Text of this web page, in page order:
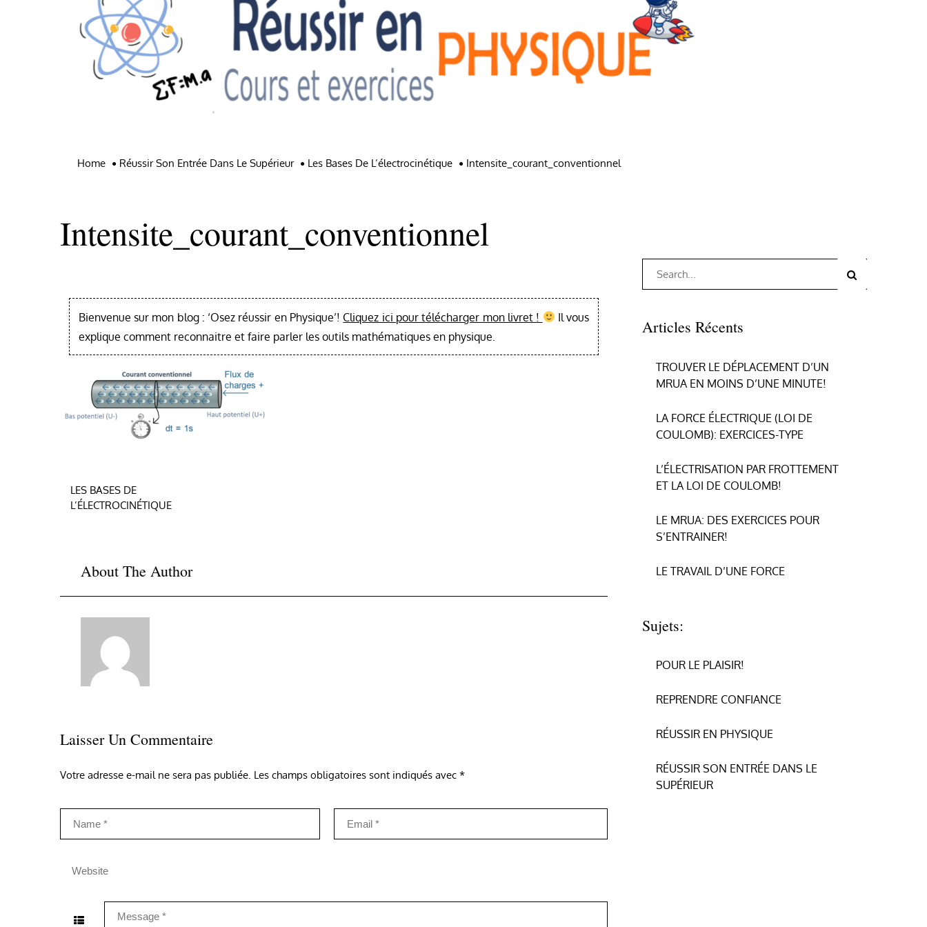
Home Réussir Son Entrée Dans Le Supérieur Les Bases De L’électrocinétique Intensite_courant_conventionnel
Intensite_courant_conventionnel
Bienvenue sur mon blog : ‘Osez réussir en Physique’! Cliquez ici pour télécharger mon livret !
Il vous
explique comment reconnaitre et faire parler les outils mathématiques en physique.
Navigation
de
LES BASES DE
L’ÉLECTROCINÉTIQUE
About The Author
Laisser Un Commentaire
Votre adresse e-mail ne sera pas publiée. Les champs obligatoires sont indiqués avec *
Search
Articles Récents
TROUVER LE DÉPLACEMENT D’UN
MRUA EN MOINS D’UNE MINUTE!
LA FORCE ÉLECTRIQUE (LOI DE
COULOMB): EXERCICES-TYPE
L’ÉLECTRISATION PAR FROTTEMENT
ET LA LOI DE COULOMB!
LE MRUA: DES EXERCICES POUR
S’ENTRAINER!
LE TRAVAIL D’UNE FORCE
Sujets:
POUR LE PLAISIR!
REPRENDRE CONFIANCE
RÉUSSIR EN PHYSIQUE
RÉUSSIR SON ENTRÉE DANS LE
SUPÉRIEUR